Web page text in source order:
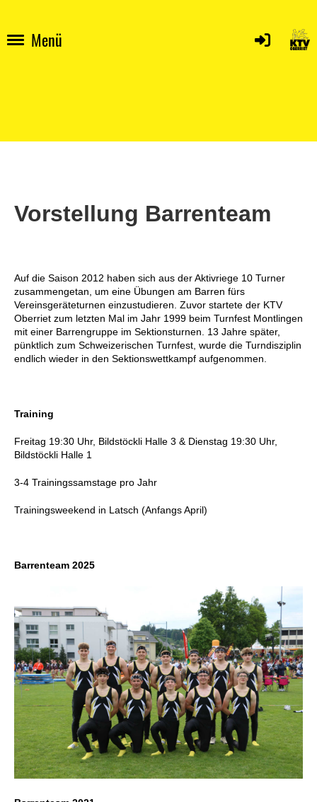
Menü
Vorstellung Barrenteam
Auf die Saison 2012 haben sich aus der Aktivriege 10 Turner
zusammengetan, um eine Übungen am Barren fürs
Vereinsgeräteturnen einzustudieren. Zuvor startete der KTV
Oberriet zum letzten Mal im Jahr 1999 beim Turnfest Montlingen
mit einer Barrengruppe im Sektionsturnen. 13 Jahre später,
pünktlich zum Schweizerischen Turnfest, wurde die Turndisziplin
endlich wieder in den Sektionswettkampf aufgenommen.
Training
Freitag 19:30 Uhr, Bildstöckli Halle 3 & Dienstag 19:30 Uhr,
Bildstöckli Halle 1
3-4 Trainingssamstage pro Jahr
Trainingsweekend in Latsch (Anfangs April)
Barrenteam 2025